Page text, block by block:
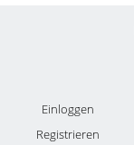
Einloggen
Registrieren